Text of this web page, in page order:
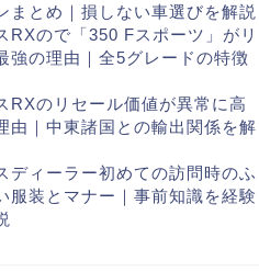
まとめ｜損しない車選びを解説
RXので「350 Fスポーツ」がリ
強の理由｜全5グレードの特徴
RXのリセール価値が異常に高
由｜中東諸国との輸出関係を解
ディーラー初めての訪問時のふ
服装とマナー｜事前知識を経験